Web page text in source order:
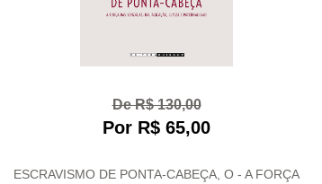
De R$ 130,00
Por R$ 65,00
ESCRAVISMO DE PONTA-CABEÇA, O - A FORÇA